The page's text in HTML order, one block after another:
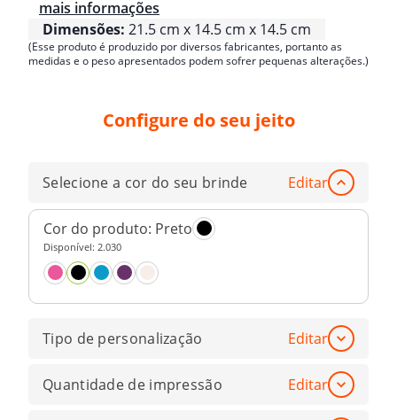
mais informações
Dimensões: 21.5 cm x 14.5 cm x 14.5 cm
(Esse produto é produzido por diversos fabricantes, portanto as
medidas e o peso apresentados podem sofrer pequenas alterações.)
Configure do seu jeito
Selecione a cor do seu brinde Editar
Cor do produto: Preto
Disponível: 2.030
Tipo de personalização Editar
Quantidade de impressão Editar